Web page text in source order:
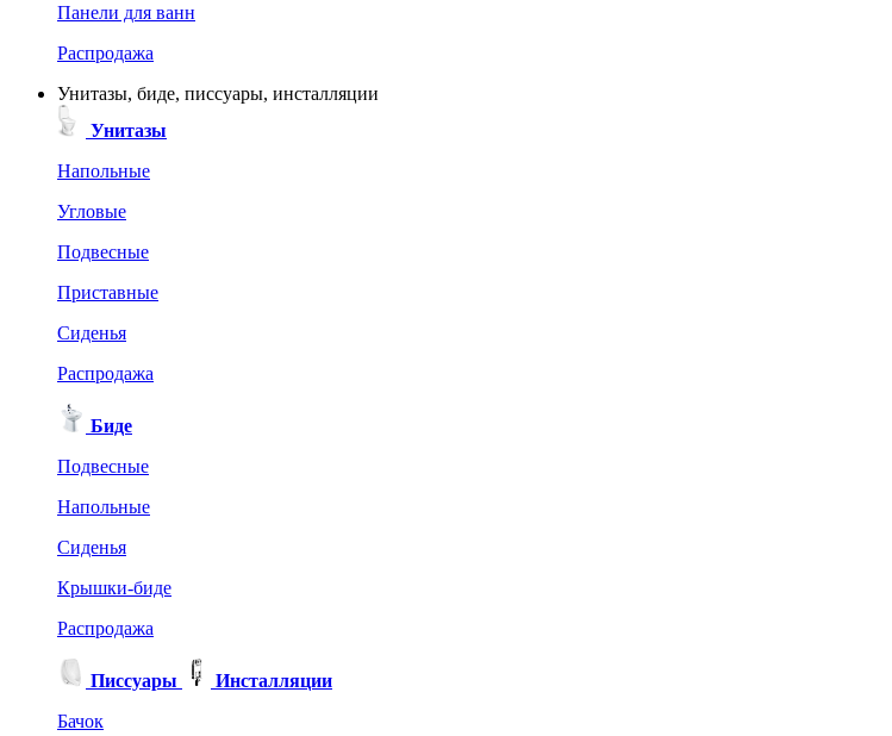
Панели для ванн
Распродажа
Унитазы, биде, писсуары, инсталляции
Унитазы
Напольные
Угловые
Подвесные
Приставные
Сиденья
Распродажа
Биде
Подвесные
Напольные
Сиденья
Крышки-биде
Распродажа
Писсуары
Инсталляции
Бачок